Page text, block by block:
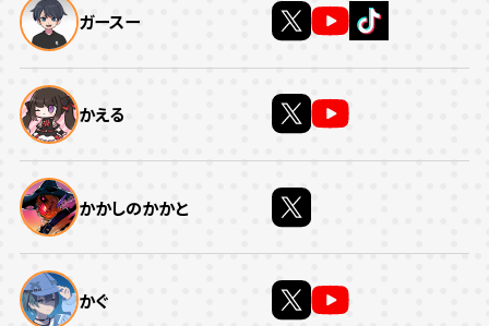
ガースー
かえる
かかしのかかと
かぐ